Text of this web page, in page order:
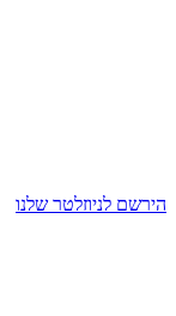
הירשם לניוזלטר שלנו